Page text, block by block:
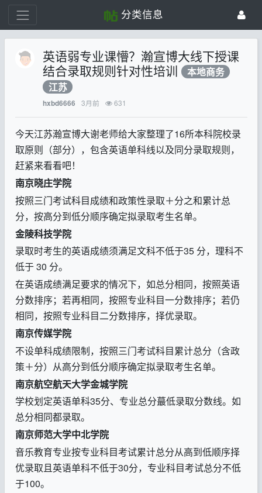
分类信息
英语弱专业课懵？瀚宣博大线下授课
结合录取规则针对性培训 本地商务
江苏
hxbd6666 3月前 631
今天江苏瀚宣博大谢老师给大家整理了16所本科院校录
取原则（部分），包含英语单科线以及同分录取规则，
赶紧来看看吧！
南京晓庄学院
按照三门考试科目成绩和政策性录取＋分之和累计总
分，按高分到低分顺序确定拟录取考生名单。
金陵科技学院
录取时考生的英语成绩须满足文科不低于35 分，理科不
低于30 分。
在英语成绩满足要求的情况下，如总分相同，按照英语
分数排序；若再相同，按照专业科目一分数排序；若仍
相同，按照专业科目二分数排序，择优录取。
南京传媒学院
不设单科成绩限制，按照三门考试科目累计总分（含政
策＋分）从高分到低分顺序确定拟录取考生名单。
南京航空航天大学金城学院
学校划定英语单科35分、专业总分蕞低录取分数线。如
总分相同都录取。
南京师范大学中北学院
音乐教育专业按专业科目考试累计总分从高到低顺序择
优录取且英语单科不低于30分，专业科目考试总分不低
于100。